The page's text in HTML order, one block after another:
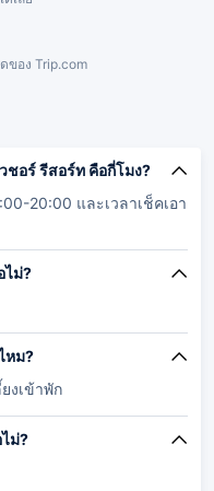
ของ Trip.com
ชอร์ รีสอร์ท คือกี่โมง?
20:00 และเวลาเช็คเอา
ไม่?
หม?
งเข้าพัก
ม่?